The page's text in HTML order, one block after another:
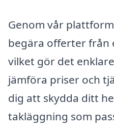
Genom vår
begära offerter från
vilket gör det
jämföra priser och
dig att skydda ditt
takläggning som